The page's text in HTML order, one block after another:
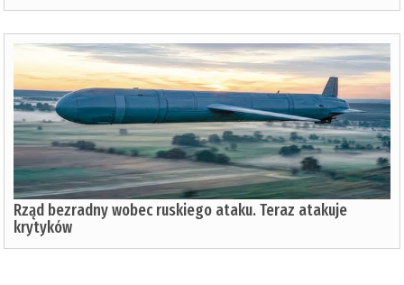
Rząd bezradny wobec ruskiego ataku. Teraz atakuje
krytyków